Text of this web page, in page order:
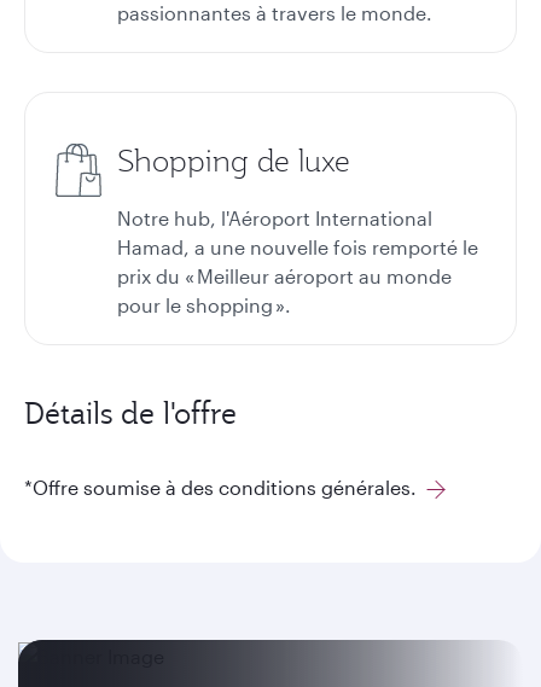
passionnantes à travers le monde.
Shopping de luxe
Notre hub, l'Aéroport International
Hamad, a une nouvelle fois remporté le
prix du « Meilleur aéroport au monde
pour le shopping ».
Détails de l'offre
*Offre soumise à des conditions générales.